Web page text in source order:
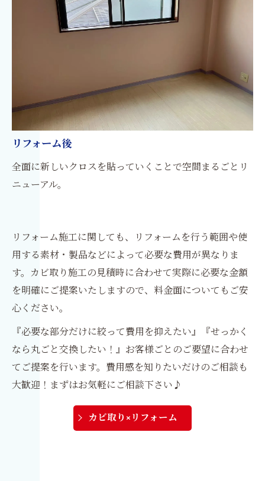
リフォーム後
全面に新しいクロスを貼っていくことで空間まるごとリ
ニューアル。
リフォーム施工に関しても、リフォームを行う範囲や使
用する素材・製品などによって必要な費用が異なりま
す。カビ取り施工の見積時に合わせて実際に必要な金額
を明確にご提案いたしますので、料金面についてもご安
心ください。
『必要な部分だけに絞って費用を抑えたい』『せっかく
なら丸ごと交換したい！』お客様ごとのご要望に合わせ
てご提案を行います。費用感を知りたいだけのご相談も
大歓迎！まずはお気軽にご相談下さい♪
カビ取り×リフォーム